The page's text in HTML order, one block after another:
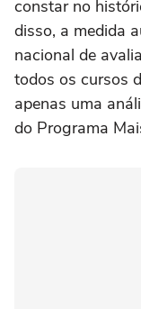
constar no
disso, a medida
nacional de
todos os cursos
apenas uma
do Programa